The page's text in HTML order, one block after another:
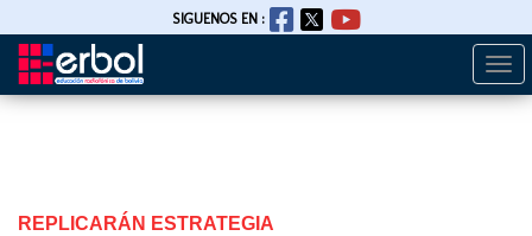
Pasar
SIGUENOS EN :
REPLICARÁN ESTRATEGIA